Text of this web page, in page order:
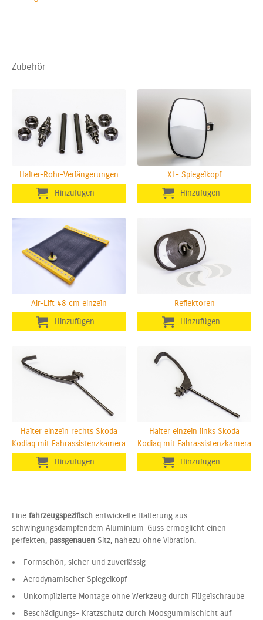
Zubehör
Halter-Rohr-Verlängerungen XL- Spiegelkopf
Air-Lift 48 cm einzeln Reflektoren
Halter einzeln rechts Skoda
Kodiaq mit Fahrassistenzkamera
Halter einzeln links Skoda
Kodiaq mit Fahrassistenzkamera
Eine fahrzeugspezifisch entwickelte Halterung aus
schwingungsdämpfendem Aluminium-Guss ermöglicht einen
perfekten, passgenauen Sitz, nahezu ohne Vibration.
Formschön, sicher und zuverlässig
Aerodynamischer Spiegelkopf
Unkomplizierte Montage ohne Werkzeug durch Flügelschraube
Beschädigungs- Kratzschutz durch Moosgummischicht auf